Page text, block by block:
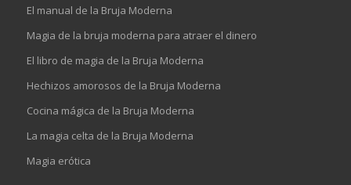
El manual de la Bruja Moderna
Magia de la bruja moderna para atraer el dinero
El libro de magia de la Bruja Moderna
Hechizos amorosos de la Bruja Moderna
Cocina mágica de la Bruja Moderna
La magia celta de la Bruja Moderna
Magia erótica